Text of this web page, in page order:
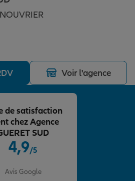
compagnie
Voir l'agence
4,9/5
Avis Google
de satisfaction
chez Agence
SUD